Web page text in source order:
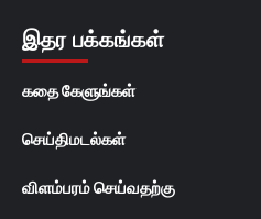
இதர பக்கங்கள்
கதை கேளுங்கள்
செய்திமடல்கள்
விளம்பரம் செய்வதற்கு